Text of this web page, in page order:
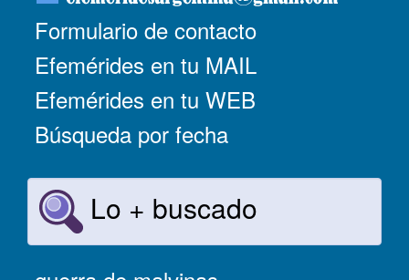
Formulario de contacto
Efemérides en tu MAIL
Efemérides en tu WEB
Búsqueda por fecha
Lo + buscado